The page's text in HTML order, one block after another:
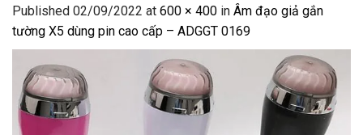
Published 02/09/2022 at 600 × 400 in Âm đạo giả gắn
tường X5 dùng pin cao cấp – ADGGT 0169